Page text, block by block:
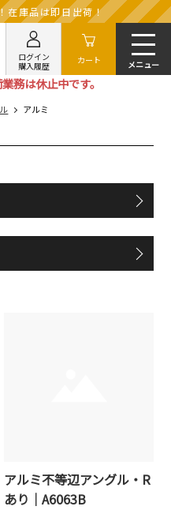
務は休止中です。
在庫品は即日出荷！
ログイン
購入履歴
カート
アルミ
アルミ不等辺アングル・R
あり｜A6063B